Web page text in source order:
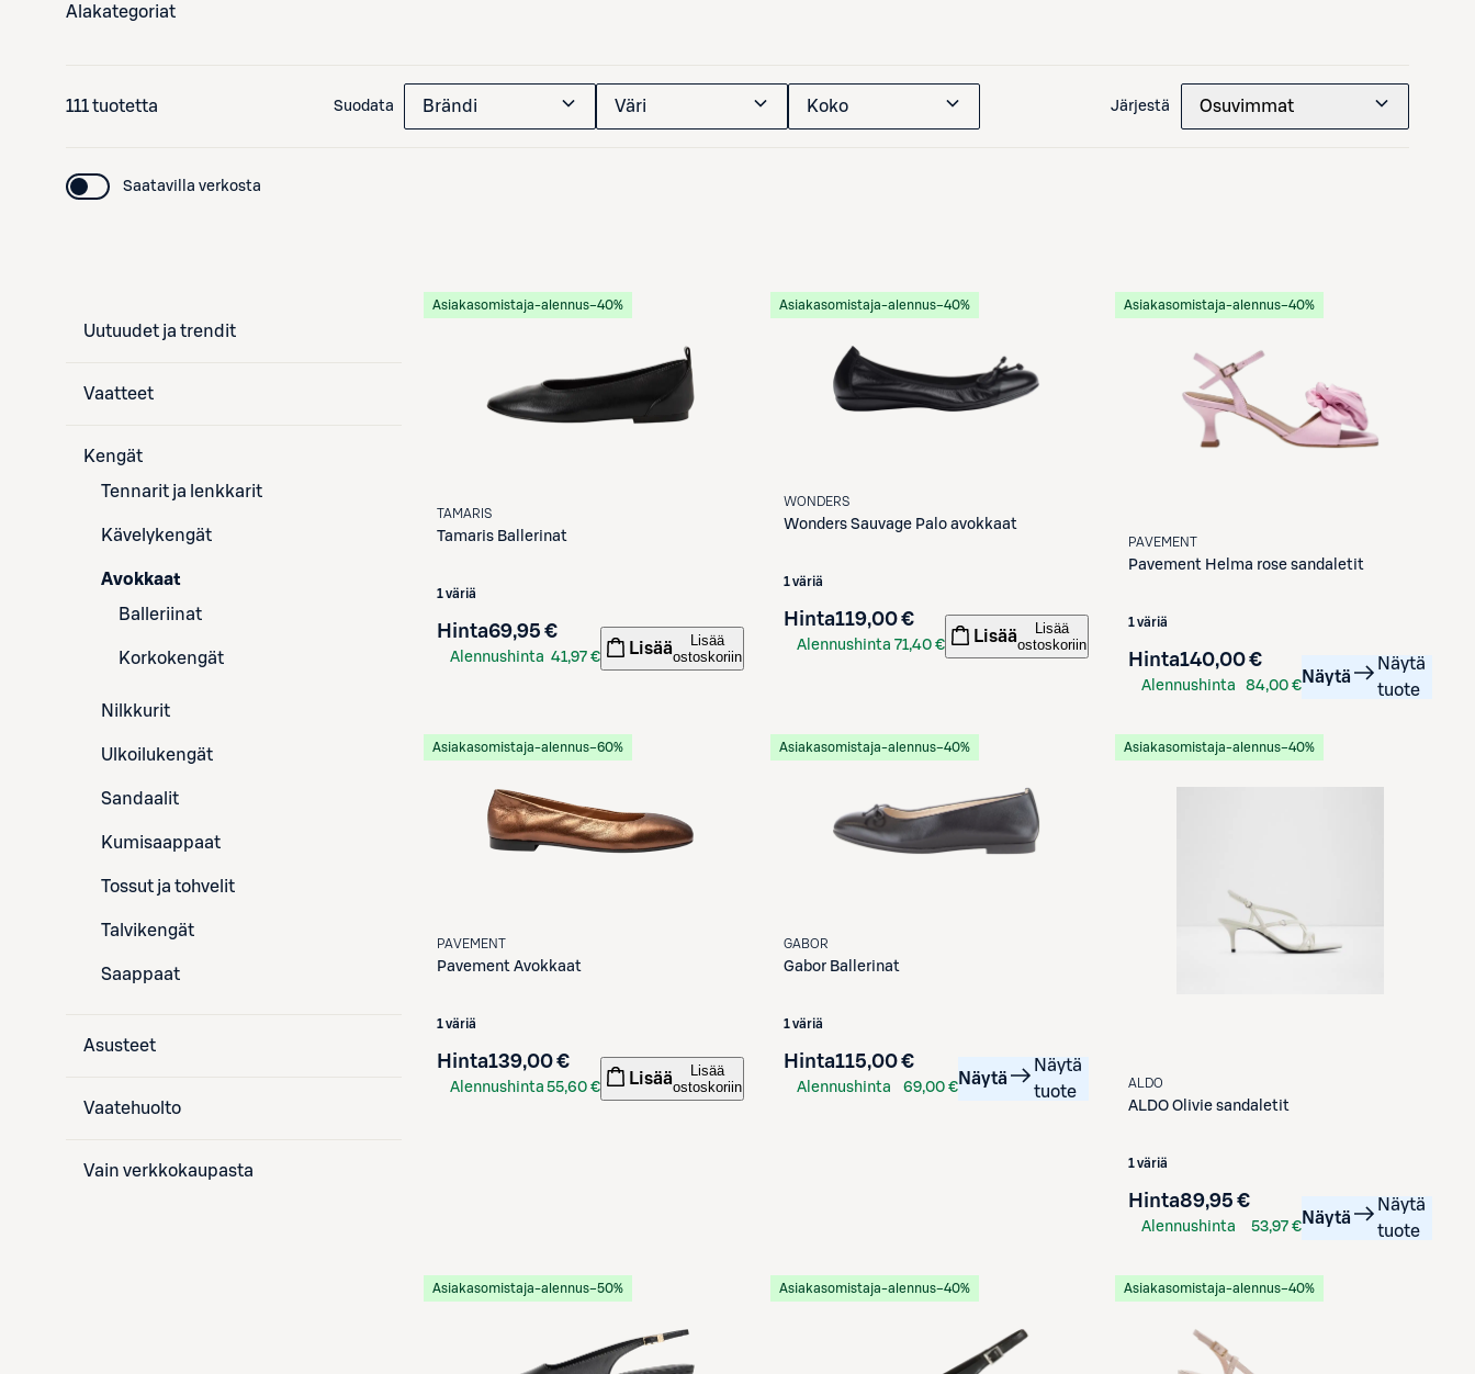
Alakategoriat
111 tuotetta Suodata Brändi Väri Koko Järjestä Osuvimmat
Saatavilla verkosta
Uutuudet ja trendit
Vaatteet
Kengät
Tennarit ja lenkkarit
Kävelykengät
Avokkaat
Balleriinat
Korkokengät
Nilkkurit
Ulkoilukengät
Sandaalit
Kumisaappaat
Tossut ja tohvelit
Talvikengät
Saappaat
Asusteet
Vaatehuolto
Vain verkkokaupasta
Asiakasomistaja-alennus−40%
TAMARIS
Tamaris Ballerinat
1 väriä
Hinta69,95 €
Alennushinta 41,97 € Lisää
Lisää
ostoskoriin
Asiakasomistaja-alennus−40%
WONDERS
Wonders Sauvage Palo avokkaat
1 väriä
Hinta119,00 €
Alennushinta 71,40 € Lisää
Lisää
ostoskoriin
Asiakasomistaja-alennus−40%
PAVEMENT
Pavement Helma rose sandaletit
1 väriä
Hinta140,00 €
Alennushinta
84,00 € Näytä
Näytä
tuote
Asiakasomistaja-alennus−60%
PAVEMENT
Pavement Avokkaat
1 väriä
Hinta139,00 €
Alennushinta 55,60 € Lisää
Lisää
ostoskoriin
Asiakasomistaja-alennus−40%
GABOR
Gabor Ballerinat
1 väriä
Hinta115,00 €
Alennushinta
69,00 € Näytä
Näytä
tuote
Asiakasomistaja-alennus−40%
ALDO
ALDO Olivie sandaletit
1 väriä
Hinta89,95 €
Alennushinta
53,97 € Näytä
Näytä
tuote
Asiakasomistaja-alennus−50% Asiakasomistaja-alennus−40% Asiakasomistaja-alennus−40%